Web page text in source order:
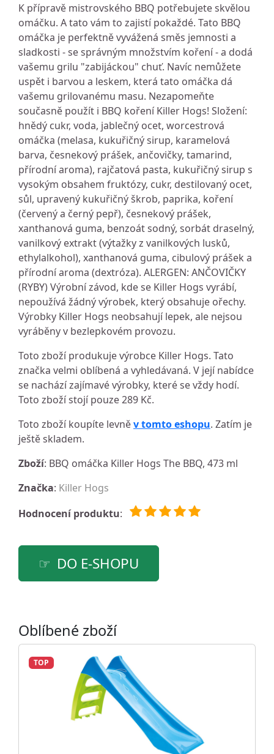
K přípravě mistrovského BBQ potřebujete skvělou
omáčku. A tato vám to zajistí pokaždé. Tato BBQ
omáčka je perfektně vyvážená směs jemnosti a
sladkosti - se správným množstvím koření - a dodá
vašemu grilu "zabijáckou" chuť. Navíc nemůžete
uspět i barvou a leskem, která tato omáčka dá
vašemu grilovanému masu. Nezapomeňte
současně použít i BBQ koření Killer Hogs! Složení:
hnědý cukr, voda, jablečný ocet, worcestrová
omáčka (melasa, kukuřičný sirup, karamelová
barva, česnekový prášek, ančovičky, tamarind,
přírodní aroma), rajčatová pasta, kukuřičný sirup s
vysokým obsahem fruktózy, cukr, destilovaný ocet,
sůl, upravený kukuřičný škrob, paprika, koření
(červený a černý pepř), česnekový prášek,
xanthanová guma, benzoát sodný, sorbát draselný,
vanilkový extrakt (výtažky z vanilkových lusků,
ethylalkohol), xanthanová guma, cibulový prášek a
přírodní aroma (dextróza). ALERGEN: ANČOVIČKY
(RYBY) Výrobní závod, kde se Killer Hogs vyrábí,
nepoužívá žádný výrobek, který obsahuje ořechy.
Výrobky Killer Hogs neobsahují lepek, ale nejsou
vyráběny v bezlepkovém provozu.
Toto zboží produkuje výrobce Killer Hogs. Tato
značka velmi oblíbená a vyhledávaná. V její nabídce
se nachází zajímavé výrobky, které se vždy hodí.
Toto zboží stojí pouze 289 Kč.
Toto zboží koupíte levněv tomto eshopu. Zatím je
ještě skladem.
Zboží: BBQ omáčka Killer Hogs The BBQ, 473 ml
Značka: Killer Hogs
Hodnocení produktu:
DO E-SHOPU
Oblíbené zboží
TOP